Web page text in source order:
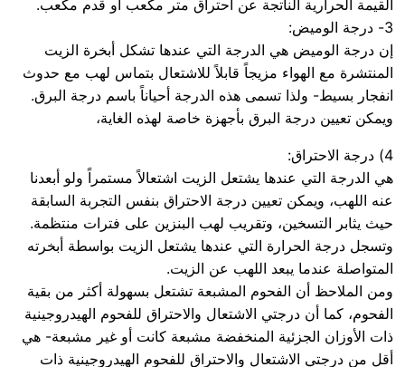
القيمة الحرارية الناتجة عن احتراق متر مكعب أو قدم مكعب.
3- درجة الوميض:
إن درجة الوميض هي الدرجة التي عندها تشكل أبخرة الزيت
المنتشرة مع الهواء مزيجاً قابلاً للاشتعال بتماس لهب مع حدوث
انفجار بسيط- ولذا تسمى هذه الدرجة أحياناً باسم درجة البرق.
ويمكن تعيين درجة البرق بأجهزة خاصة لهذه الغاية،
4) درجة الاحتراق:
هي الدرجة التي عندها يشتعل الزيت اشتعالاً مستمراً ولو أبعدنا
عنه اللهب، ويمكن تعيين درجة الاحتراق بنفس التجربة السابقة
حيث يثابر التسخين، وتقريب لهب البنزين على فترات منتظمة.
وتسجل درجة الحرارة التي عندها يشتعل الزيت بواسطة أبخرته
المتواصلة عندما يبعد اللهب عن الزيت.
ومن الملاحظ أن الفحوم المشبعة تشتعل بسهولة أكثر من بقية
الفحوم، كما أن درجتي الاشتعال والاحتراق للفحوم الهيدروجينية
ذات الأوزان الجزئية المنخفضة مشبعة كانت أو غير مشبعة- هي
أقل من درجتي الاشتعال والاحتراق للفحوم الهيدروجينية ذات